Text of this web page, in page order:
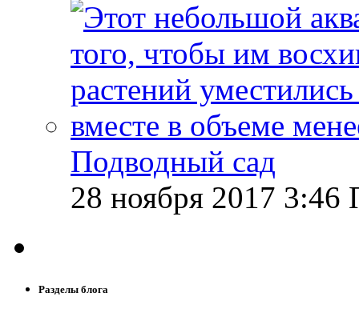
Подводный сад
28 ноября 2017
Разделы блога